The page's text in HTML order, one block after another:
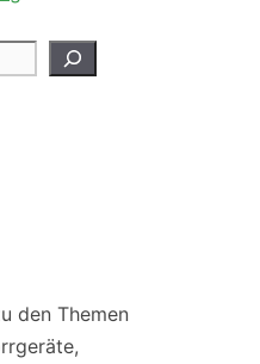
den Themen